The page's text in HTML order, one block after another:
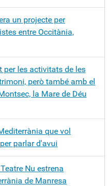
un projecte per
entre Occitània,
per les activitats de les
però també amb el
la Mare de Déu
que vol
parlar d'avui
Nu estrena
de Manresa